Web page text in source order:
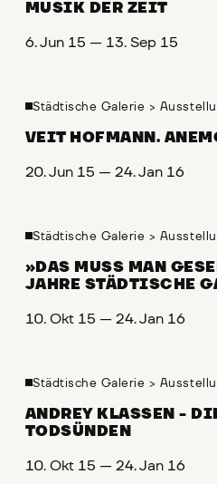
MUSIK DER ZEIT
6. Jun 15 — 13. Sep 15
Städtische Galerie >
VEIT HOFMANN.
20. Jun 15 — 24. Jan 16
Städtische Galerie >
»DAS MUSS MAN
JAHRE STÄDTISCHE
10. Okt 15 — 24. Jan 16
Städtische Galerie >
ANDREY KLASSEN -
TODSÜNDEN
10. Okt 15 — 24. Jan 16